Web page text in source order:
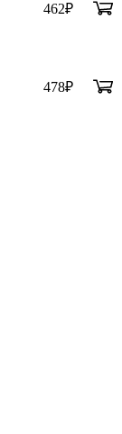
462₽
478₽